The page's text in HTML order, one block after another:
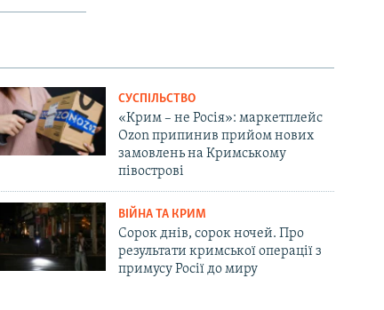
СУСПІЛЬСТВО
«Крим – не Росія»: маркетплейс
Ozon припинив прийом нових
замовлень на Кримському
півострові
ВІЙНА ТА КРИМ
Сорок днів, сорок ночей. Про
результати кримської операції з
примусу Росії до миру